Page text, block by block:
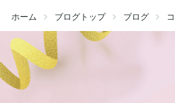
ホーム ブログトップ ブログ